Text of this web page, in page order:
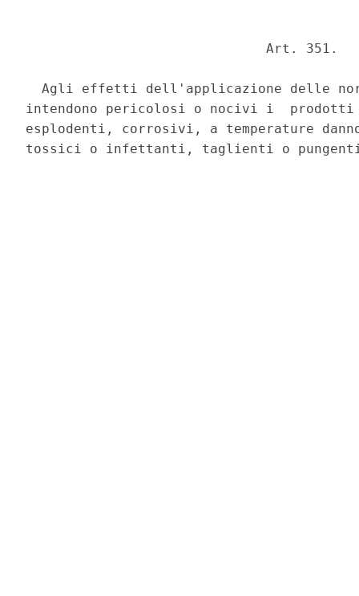
                              Art. 351.
Agli effetti dell'applicazione delle
intendono pericolosi o nocivi i
esplodenti, corrosivi, a temperature